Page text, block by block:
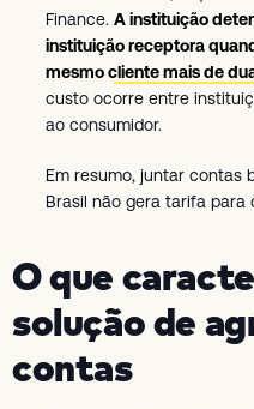
Finance. A instituição
instituição receptora
mesmo cliente mais de
custo ocorre entre
ao consumidor.
Em resumo, juntar contas
Brasil não gera tarifa para
O que
solução de
contas